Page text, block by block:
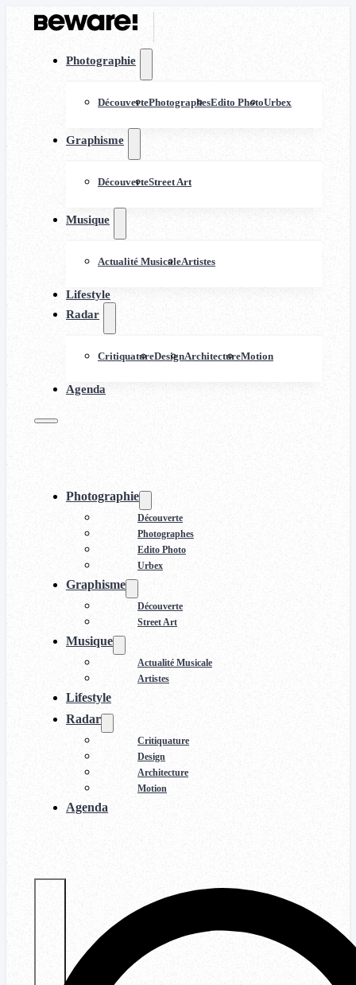
Photographie
DécouvertePhotographesEdito PhotoUrbex
Graphisme
DécouverteStreet Art
Musique
Actualité MusicaleArtistes
Lifestyle
Radar
CritiquatureDesignArchitectureMotion
Agenda
Photographie
Découverte
Photographes
Edito Photo
Urbex
Graphisme
Découverte
Street Art
Musique
Actualité Musicale
Artistes
Lifestyle
Radar
Critiquature
Design
Architecture
Motion
Agenda